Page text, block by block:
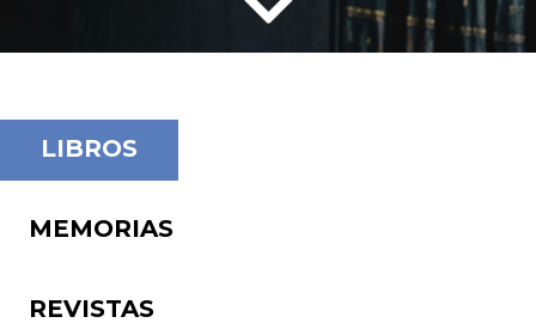
LIBROS
MEMORIAS
REVISTAS